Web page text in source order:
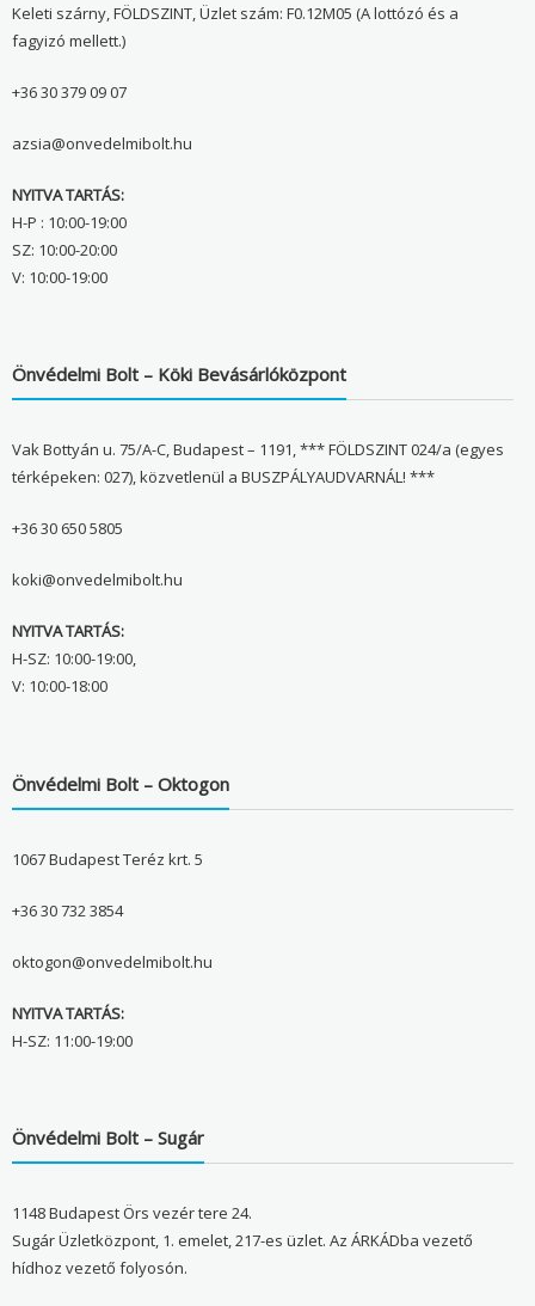
Keleti szárny, FÖLDSZINT, Üzlet szám: F0.12M05 (A lottózó és a
fagyizó mellett.)
+36 30 379 09 07
azsia@onvedelmibolt.hu
NYITVA TARTÁS:
H-P : 10:00-19:00
SZ: 10:00-20:00
V: 10:00-19:00
Önvédelmi Bolt – Köki Bevásárlóközpont
Vak Bottyán u. 75/A-C, Budapest – 1191, *** FÖLDSZINT 024/a (egyes
térképeken: 027), közvetlenül a BUSZPÁLYAUDVARNÁL! ***
+36 30 650 5805
koki@onvedelmibolt.hu
NYITVA TARTÁS:
H-SZ: 10:00-19:00,
V: 10:00-18:00
Önvédelmi Bolt – Oktogon
1067 Budapest Teréz krt. 5
+36 30 732 3854
oktogon@onvedelmibolt.hu
NYITVA TARTÁS:
H-SZ: 11:00-19:00
Önvédelmi Bolt – Sugár
1148 Budapest Örs vezér tere 24.
Sugár Üzletközpont, 1. emelet, 217-es üzlet. Az ÁRKÁDba vezető
hídhoz vezető folyosón.